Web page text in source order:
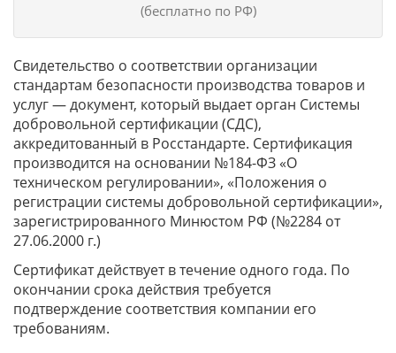
(бесплатно по РФ)
Свидетельство о соответствии организации
стандартам безопасности производства товаров и
услуг — документ, который выдает орган Системы
добровольной сертификации (СДС),
аккредитованный в Росстандарте. Сертификация
производится на основании №184-ФЗ «О
техническом регулировании», «Положения о
регистрации системы добровольной сертификации»,
зарегистрированного Минюстом РФ (№2284 от
27.06.2000 г.)
Сертификат действует в течение одного года. По
окончании срока действия требуется
подтверждение соответствия компании его
требованиям.